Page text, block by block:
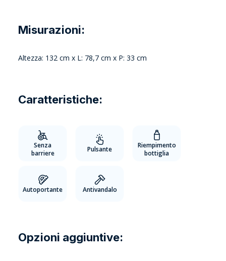
Misurazioni:
Altezza: 132 cm x L: 78,7 cm x P: 33 cm
Caratteristiche:
Senza
barriere
Pulsante
Riempimento
bottiglia
Autoportante Antivandalo
Opzioni aggiuntive: